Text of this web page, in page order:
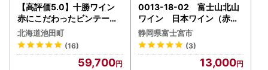
【高評価5.0】十勝ワイン
赤にこだわったビンテージ
6本 北海道ワイン 国産ワ
イン ヴィンテージ ビンテー
ジ 厳選 人気 受賞
北海道池田町
(16)
59,700
0013-18-02 富士山北山
ワイン 日本ワイン（赤）
「富士の夢」
静岡県富士宮市
(3)
13,000